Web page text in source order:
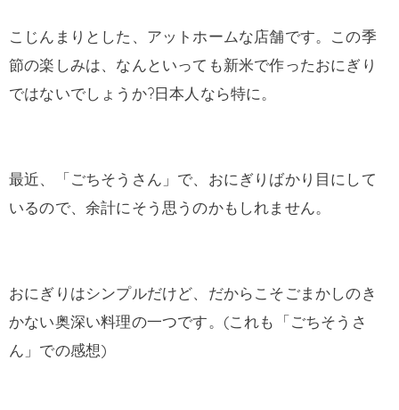
こじんまりとした、アットホームな店舗です。この季
節の楽しみは、なんといっても新米で作ったおにぎり
ではないでしょうか?日本人なら特に。
最近、「ごちそうさん」で、おにぎりばかり目にして
いるので、余計にそう思うのかもしれません。
おにぎりはシンプルだけど、だからこそごまかしのき
かない奥深い料理の一つです。(これも「ごちそうさ
ん」での感想)